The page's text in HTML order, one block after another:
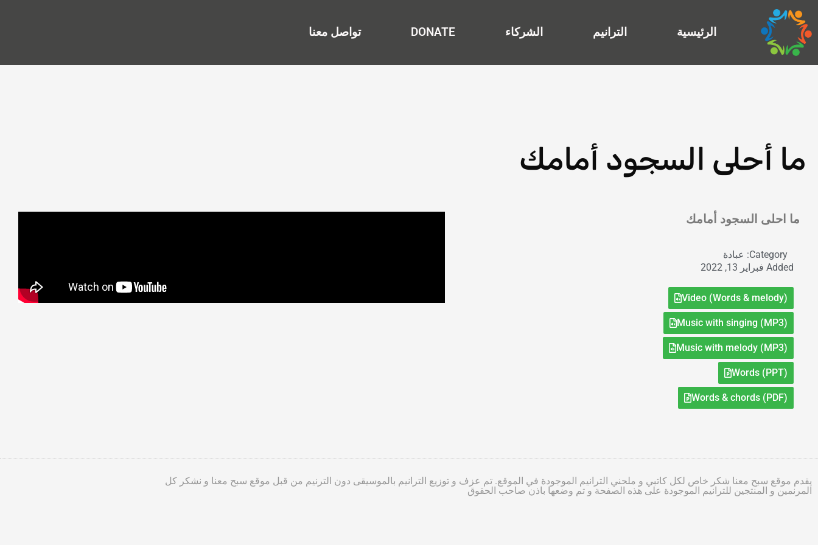
إلى
المحتوى
الرئيسية الترانيم الشركاء DONATE تواصل معنا
ما أحلى السجود أمامك
ما احلى السجود أمامك
Category: عبادة
Added فبراير 13, 2022
Video (Words & melody)
Music with singing (MP3)
Music with melody (MP3)
Words (PPT)
Words & chords (PDF)
يقدم موقع سبح معنا شكر خاص لكل كاتبي و ملحني الترانيم الموجودة في الموقع. تم عزف و توزيع الترانيم بالموسيقى دون الترنيم من قبل موقع سبح معنا و نشكر كل
المرنمين و المنتجين للترانيم الموجودة على هذه الصفحة و تم وضعها باذن صاحب الحقوق